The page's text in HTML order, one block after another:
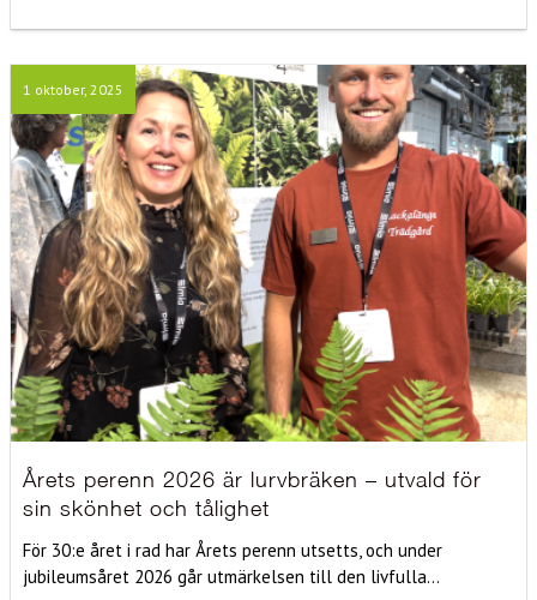
1 oktober, 2025
Årets perenn 2026 är lurvbräken – utvald för
sin skönhet och tålighet
För 30:e året i rad har Årets perenn utsetts, och under
jubileumsåret 2026 går utmärkelsen till den livfulla...